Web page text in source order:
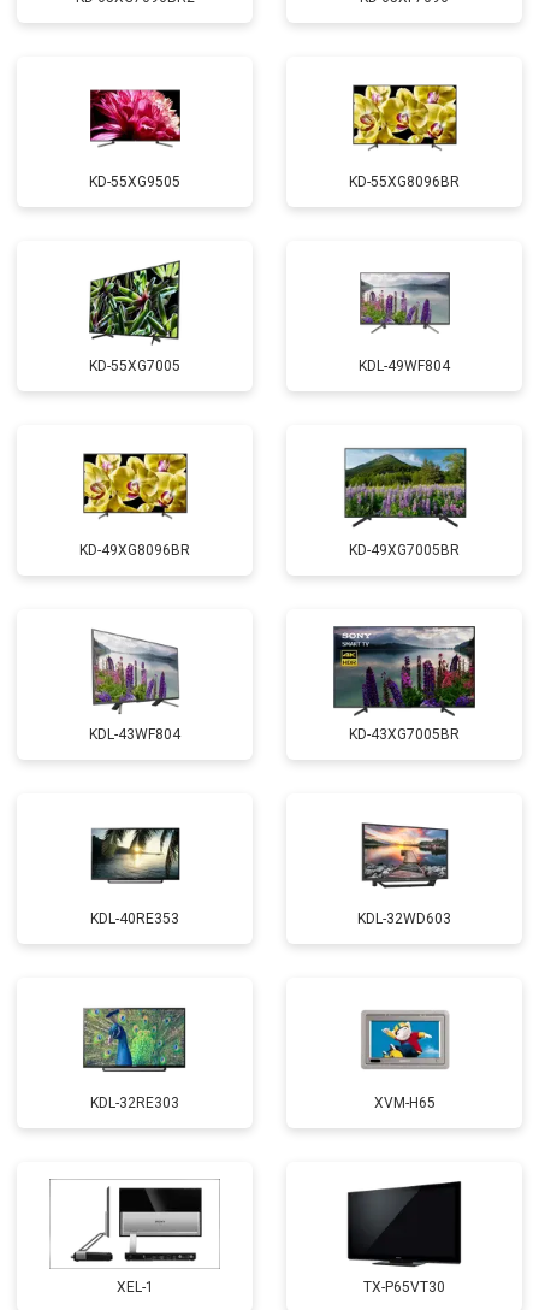
KD-55XG9505 KD-55XG8096BR
KD-55XG7005 KDL-49WF804
KD-49XG8096BR KD-49XG7005BR
KDL-43WF804 KD-43XG7005BR
KDL-40RE353 KDL-32WD603
KDL-32RE303 XVM-H65
XEL-1 TX-P65VT30